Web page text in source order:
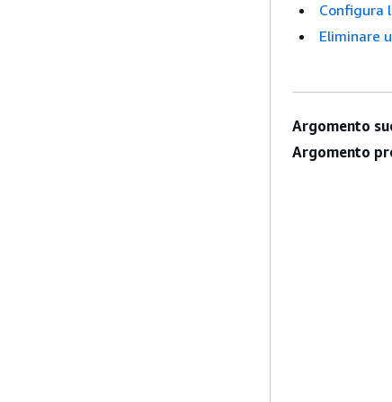
Configura
Eliminare
Argomento
Argomento